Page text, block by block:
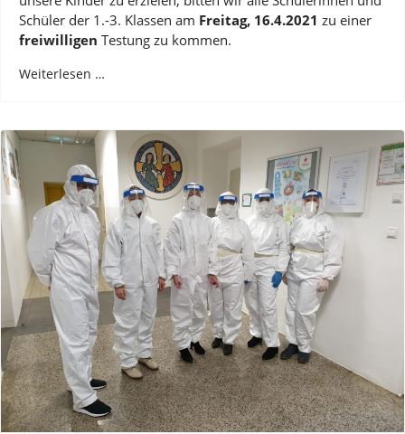
Schüler der 1.-3. Klassen am Freitag, 16.4.2021 zu einer
freiwilligen Testung zu kommen.
Weiterlesen …